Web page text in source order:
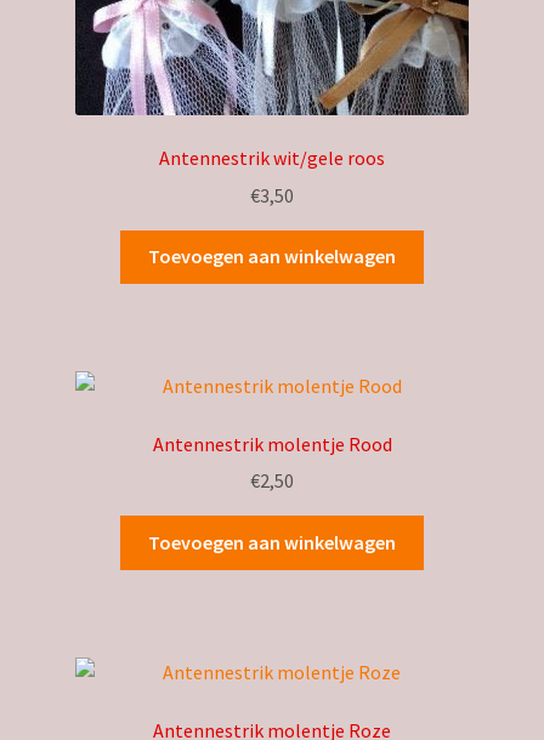
Antennestrik wit/gele roos
€3,50
Toevoegen aan winkelwagen
Antennestrik molentje Rood
€2,50
Toevoegen aan winkelwagen
Antennestrik molentje Roze